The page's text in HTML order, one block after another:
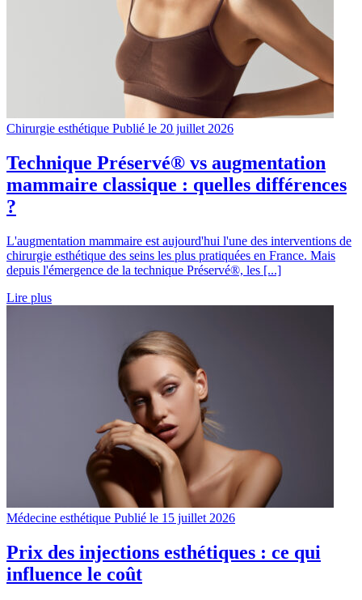
Chirurgie esthétique Publié le 20 juillet 2026
Technique Préservé® vs augmentation
mammaire classique : quelles différences
?
L'augmentation mammaire est aujourd'hui l'une des interventions de
chirurgie esthétique des seins les plus pratiquées en France. Mais
depuis l'émergence de la technique Préservé®, les [...]
Lire plus
Médecine esthétique Publié le 15 juillet 2026
Prix des injections esthétiques : ce qui
influence le coût